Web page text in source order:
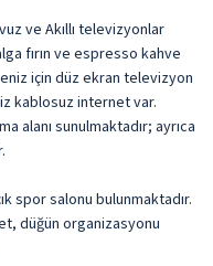
ve Akıllı televizyonlar
fırın ve espresso kahve
için düz ekran televizyon
kablosuz internet var.
alanı sunulmaktadır; ayrıca
spor salonu bulunmaktadır.
düğün organizasyonu